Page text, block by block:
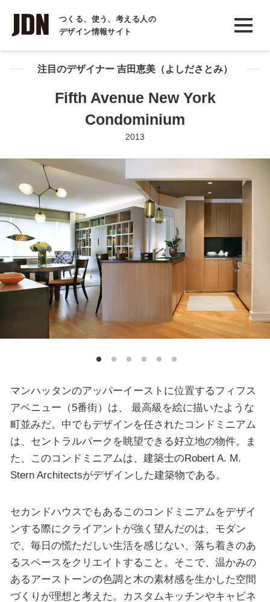
つくる、使う、考える人の
デザイン情報サイト
INTERVIEW
インタビュー
REPORT
COLUMN
注目のデザイナー 吉田恵美（よしださとみ）
Fifth Avenue New York
Condominium
2013
マンハッタンのアッパーイーストに位置するフィフス
アベニュー（5番街）は、 最高級を絵に描いたような
町並みだ。中でもデザインを任されたコンドミニアム
は、セントラルパークを眺望できる好立地の物件。ま
た、このコンドミニアムは、建築士のRobert A. M.
Stern Architectsがデザインした建築物である。
セカンドハウスでもあるこのコンドミニアムをデザイ
ンする際にクライアントが強く望んだのは、モダン
で、毎日の慌ただしい生活を感じない、落ち着きのあ
るスペースをクリエイトすること。そこで、温かみの
あるアーストーンの色調と木の素材感を生かした空間
づくりが理想と考えた。カスタムキッチンやキャビネ